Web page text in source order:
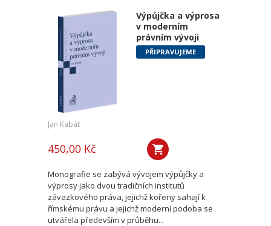
Výpůjčka a výprosa
v moderním
právním vývoji
PŘIPRAVUJEME
Jan Kabát
450,00 Kč
Monografie se zabývá vývojem výpůjčky a
výprosy jako dvou tradičních institutů
závazkového práva, jejichž kořeny sahají k
římskému právu a jejichž moderní podoba se
utvářela především v průběhu...